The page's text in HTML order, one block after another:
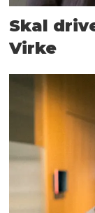
Skal
Virke